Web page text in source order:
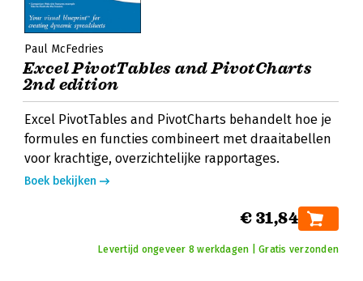
Paul McFedries
Excel PivotTables and PivotCharts
2nd edition
Excel PivotTables and PivotCharts behandelt hoe je
formules en functies combineert met draaitabellen
voor krachtige, overzichtelijke rapportages.
Boek bekijken
€ 31,84
Levertijd ongeveer 8 werkdagen | Gratis verzonden